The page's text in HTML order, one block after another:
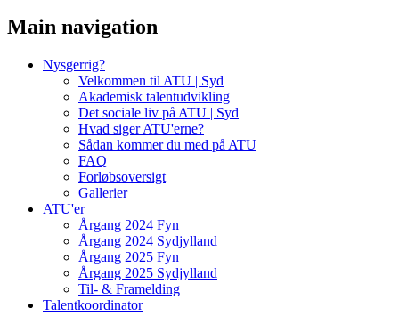
Main navigation
Nysgerrig?
Velkommen til ATU | Syd
Akademisk talentudvikling
Det sociale liv på ATU | Syd
Hvad siger ATU'erne?
Sådan kommer du med på ATU
FAQ
Forløbsoversigt
Gallerier
ATU'er
Årgang 2024 Fyn
Årgang 2024 Sydjylland
Årgang 2025 Fyn
Årgang 2025 Sydjylland
Til- & Framelding
Talentkoordinator